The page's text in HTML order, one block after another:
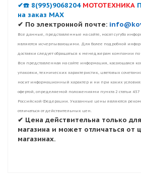
✔☎️ 8(995)9068204 МОТОТЕХНИКА
на заказ MAX
✔ По электронной почте:
Все данные, представленные на сайте, носят сугубо
являются исчерпывающими. Для более подробной
доставки следует обращаться к менеджерам компании
Вся представленная на сайте информация, касающаяся
упаковки, технических характеристик, цветовых
носит информационный характер и ни при каких
офертой, определяемой положениями пункта 2 статьи 437
Российской Федерации. Указанные цены являются
отличаться от действительных цен.
✔ Цена действительна только
магазина и может отличаться от
магазинах.